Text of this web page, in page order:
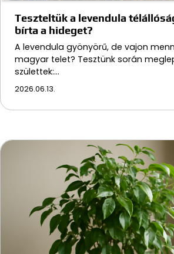
Teszteltük a levendula
bírta a hideget?
A levendula gyönyörű, de vajon
magyar telet? Tesztünk során
születtek:…
2026.06.13.